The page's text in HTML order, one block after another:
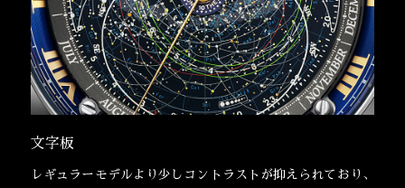
文字板
レギュラーモデルより少しコントラストが抑えられており、